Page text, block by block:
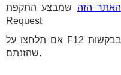
האתר הזה שמבצע התקפת HTTP
Request
אם תלחצו על F12 תוכלו להבחין בבקשות HTTP לאותו אתר
שהזנתם.